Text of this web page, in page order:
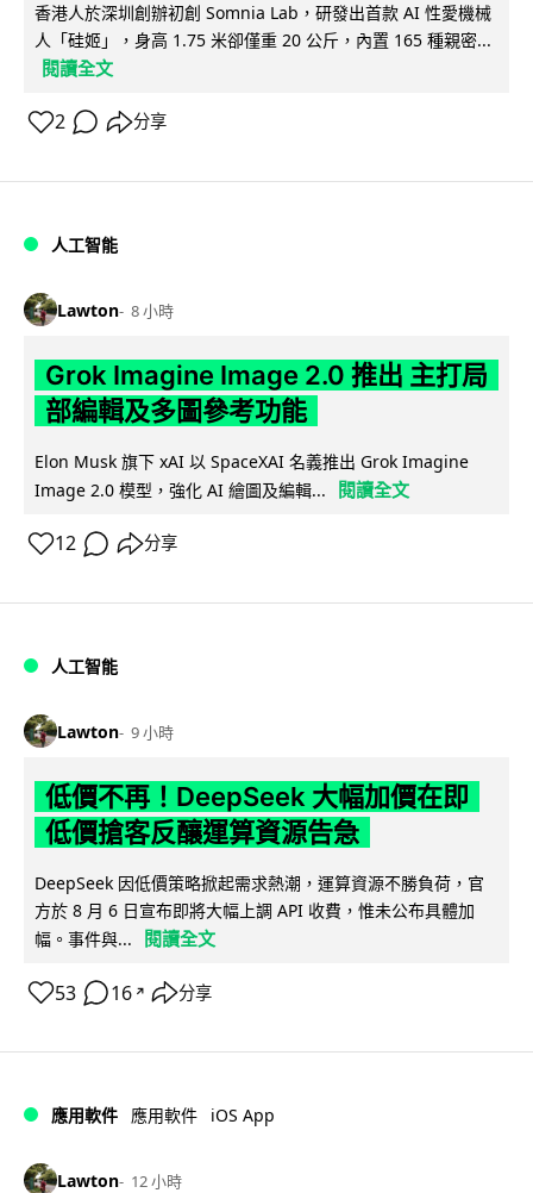
香港人於深圳創辦初創 Somnia Lab，研發出首款 AI 性愛機械
人「硅姬」，身高 1.75 米卻僅重 20 公斤，內置 165 種親密...
閱讀全文
2 分享
人工智能
Lawton 8 小時
Grok Imagine Image 2.0 推出 主打局
部編輯及多圖參考功能
Elon Musk 旗下 xAI 以 SpaceXAI 名義推出 Grok Imagine
Image 2.0 模型，強化 AI 繪圖及編輯...
閱讀全文
12 分享
人工智能
Lawton 9 小時
低價不再！DeepSeek 大幅加價在即
低價搶客反釀運算資源告急
DeepSeek 因低價策略掀起需求熱潮，運算資源不勝負荷，官
方於 8 月 6 日宣布即將大幅上調 API 收費，惟未公布具體加
幅。事件與...
閱讀全文
53 16 ↗ 分享
應用軟件 應用軟件 iOS App
Lawton 12 小時